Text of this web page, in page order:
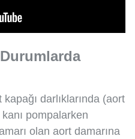
darlıklarında (aort
pompalarken
olan aort damarına